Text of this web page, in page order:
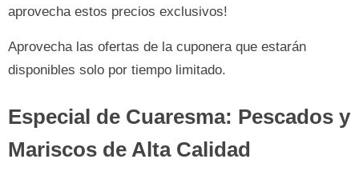
aprovecha estos precios exclusivos!
Aprovecha las ofertas de la cuponera que estarán
disponibles solo por tiempo limitado.
Especial de Cuaresma: Pescados y
Mariscos de Alta Calidad